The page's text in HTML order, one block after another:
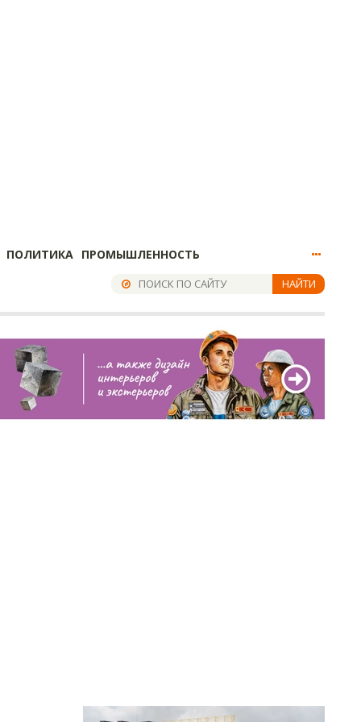
ПОЛИТИКА ПРОМЫШЛЕННОСТЬ
НАЙТИ